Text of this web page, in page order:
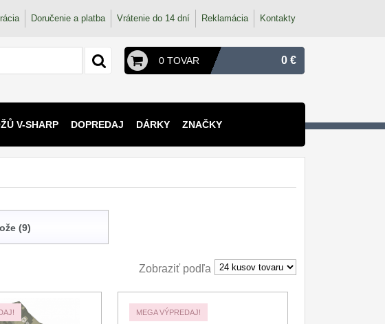
Doručenie a platba Vrátenie do 14 dní Reklamácia Kontakty
0 TOVAR 0 €
V-SHARP DOPREDAJ DÁRKY ZNAČKY
(9)
Zobraziť podľa
MEGA VÝPREDAJ!